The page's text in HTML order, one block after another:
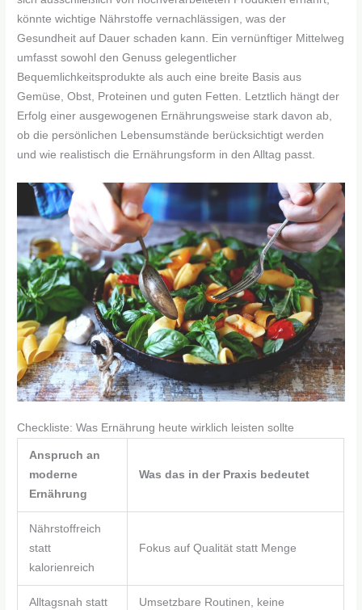
könnte wichtige Nährstoffe vernachlässigen, was der
Gesundheit auf Dauer schaden kann. Ein vernünftiger Mittelweg
umfasst sowohl den Genuss gelegentlicher
Bequemlichkeitsprodukte als auch eine breite Basis aus
Gemüse, Obst, Proteinen und guten Fetten. Letztlich hängt der
Erfolg einer ausgewogenen Ernährungsweise stark davon ab,
ob die persönlichen Lebensumstände berücksichtigt werden
und wie realistisch die Ernährungsform in den Alltag passt.
Checkliste: Was Ernährung heute wirklich leisten sollte
Anspruch an
moderne
Ernährung
Was das in der Praxis bedeutet
Nährstoffreich
statt
kalorienreich
Fokus auf Qualität statt Menge
Alltagsnah statt
Umsetzbare Routinen, keine